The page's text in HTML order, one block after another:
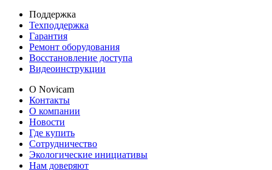
Поддержка
Техподдержка
Гарантия
Ремонт оборудования
Восстановление доступа
Видеоинструкции
О Novicam
Контакты
О компании
Новости
Где купить
Сотрудничество
Экологические инициативы
Нам доверяют